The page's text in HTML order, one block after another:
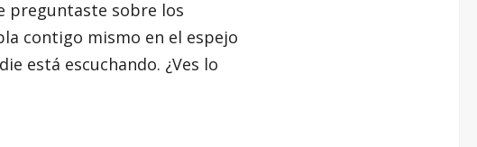
preguntaste sobre los
contigo mismo en el espejo
está escuchando. ¿Ves lo